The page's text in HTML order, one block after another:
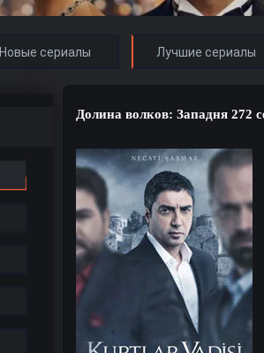
Новые сериалы Лучшие сериалы
Долина волков: Западня 272